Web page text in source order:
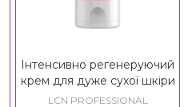
Інтенсивно регенеруючий
крем для дуже сухої шкіри
рук з пантенолом і
LCN PROFESSIONAL